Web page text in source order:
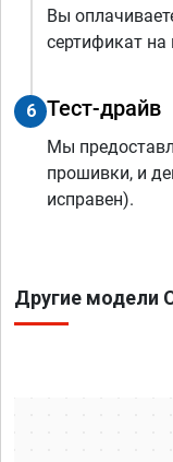
Вы
сертификат
6 Тест-драйв
Мы
прошивки, и
исправен).
Другие модели